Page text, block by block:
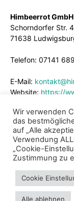
Himbeerrot GmbH
Schorndorfer Str.
71638
Telefon: 07141
E-Mail:
Website: https://
Impressum
Wir verwenden
das
auf „Alle
Verwendung
„Cookie-
Zustimmung zu
Cookie
Alle ablehnen